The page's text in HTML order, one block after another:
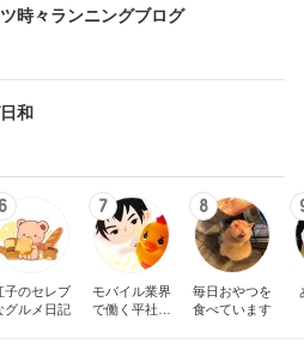
時々ランニングブログ
和
6
子のセレブ
グルメ日記
7
モバイル業界
で働く平社員
8
毎日おやつを
食べています